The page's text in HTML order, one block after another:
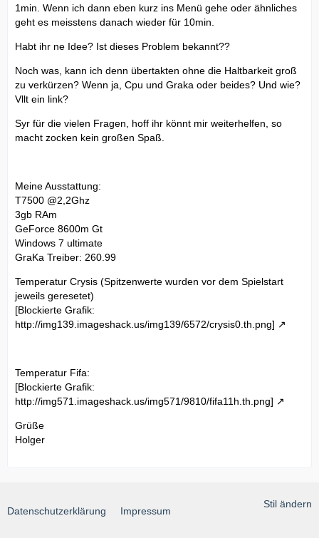
1min. Wenn ich dann eben kurz ins Menü gehe oder ähnliches
geht es meisstens danach wieder für 10min.
Habt ihr ne Idee? Ist dieses Problem bekannt??
Noch was, kann ich denn übertakten ohne die Haltbarkeit groß
zu verkürzen? Wenn ja, Cpu und Graka oder beides? Und wie?
Vllt ein link?
Syr für die vielen Fragen, hoff ihr könnt mir weiterhelfen, so
macht zocken kein großen Spaß.
Meine Ausstattung:
T7500 @2,2Ghz
3gb RAm
GeForce 8600m Gt
Windows 7 ultimate
GraKa Treiber: 260.99
Temperatur Crysis (Spitzenwerte wurden vor dem Spielstart
jeweils geresetet)
[Blockierte Grafik:
http://img139.imageshack.us/img139/6572/crysis0.th.png]
Temperatur Fifa:
[Blockierte Grafik:
http://img571.imageshack.us/img571/9810/fifa11h.th.png]
Grüße
Holger
Stil ändern
Datenschutzerklärung Impressum